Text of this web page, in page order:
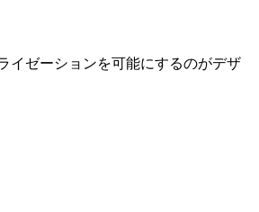
イゼーションを可能にするのがデザ